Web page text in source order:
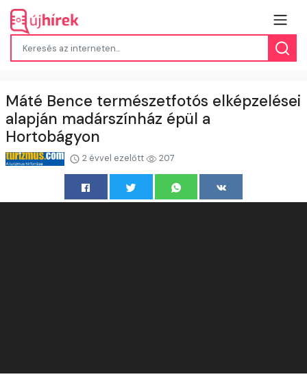
Máté Bence természetfotós elképzelései
alapján madárszínház épül a
Hortobágyon
2 évvel ezelőtt 207